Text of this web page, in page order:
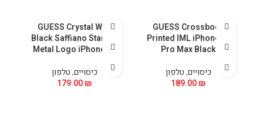
GUESS Crossbody
Printed IML iPhone 15
Pro Max Black
כיסויים,טלפון
189.00₪
GUESS Crystal With
Black Saffiano Stand &
Metal Logo iPhone 15
כיסויים,טלפון
179.00₪